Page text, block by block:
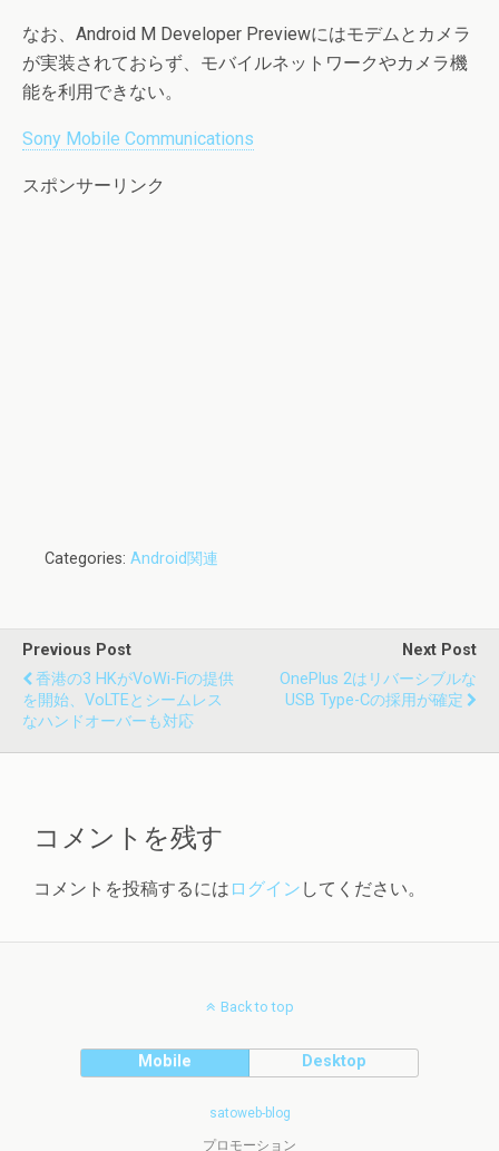
なお、Android M Developer Previewにはモデムとカメラ
が実装されておらず、モバイルネットワークやカメラ機
能を利用できない。
Sony Mobile Communications
スポンサーリンク
Categories: Android関連
Previous Post
香港の3 HKがVoWi-Fiの提供
を開始、VoLTEとシームレス
なハンドオーバーも対応
Next Post
OnePlus 2はリバーシブルな
USB Type-Cの採用が確定
コメントを残す
コメントを投稿するには ログイン してください。
Back to top
Mobile Desktop
satoweb-blog
プロモーション